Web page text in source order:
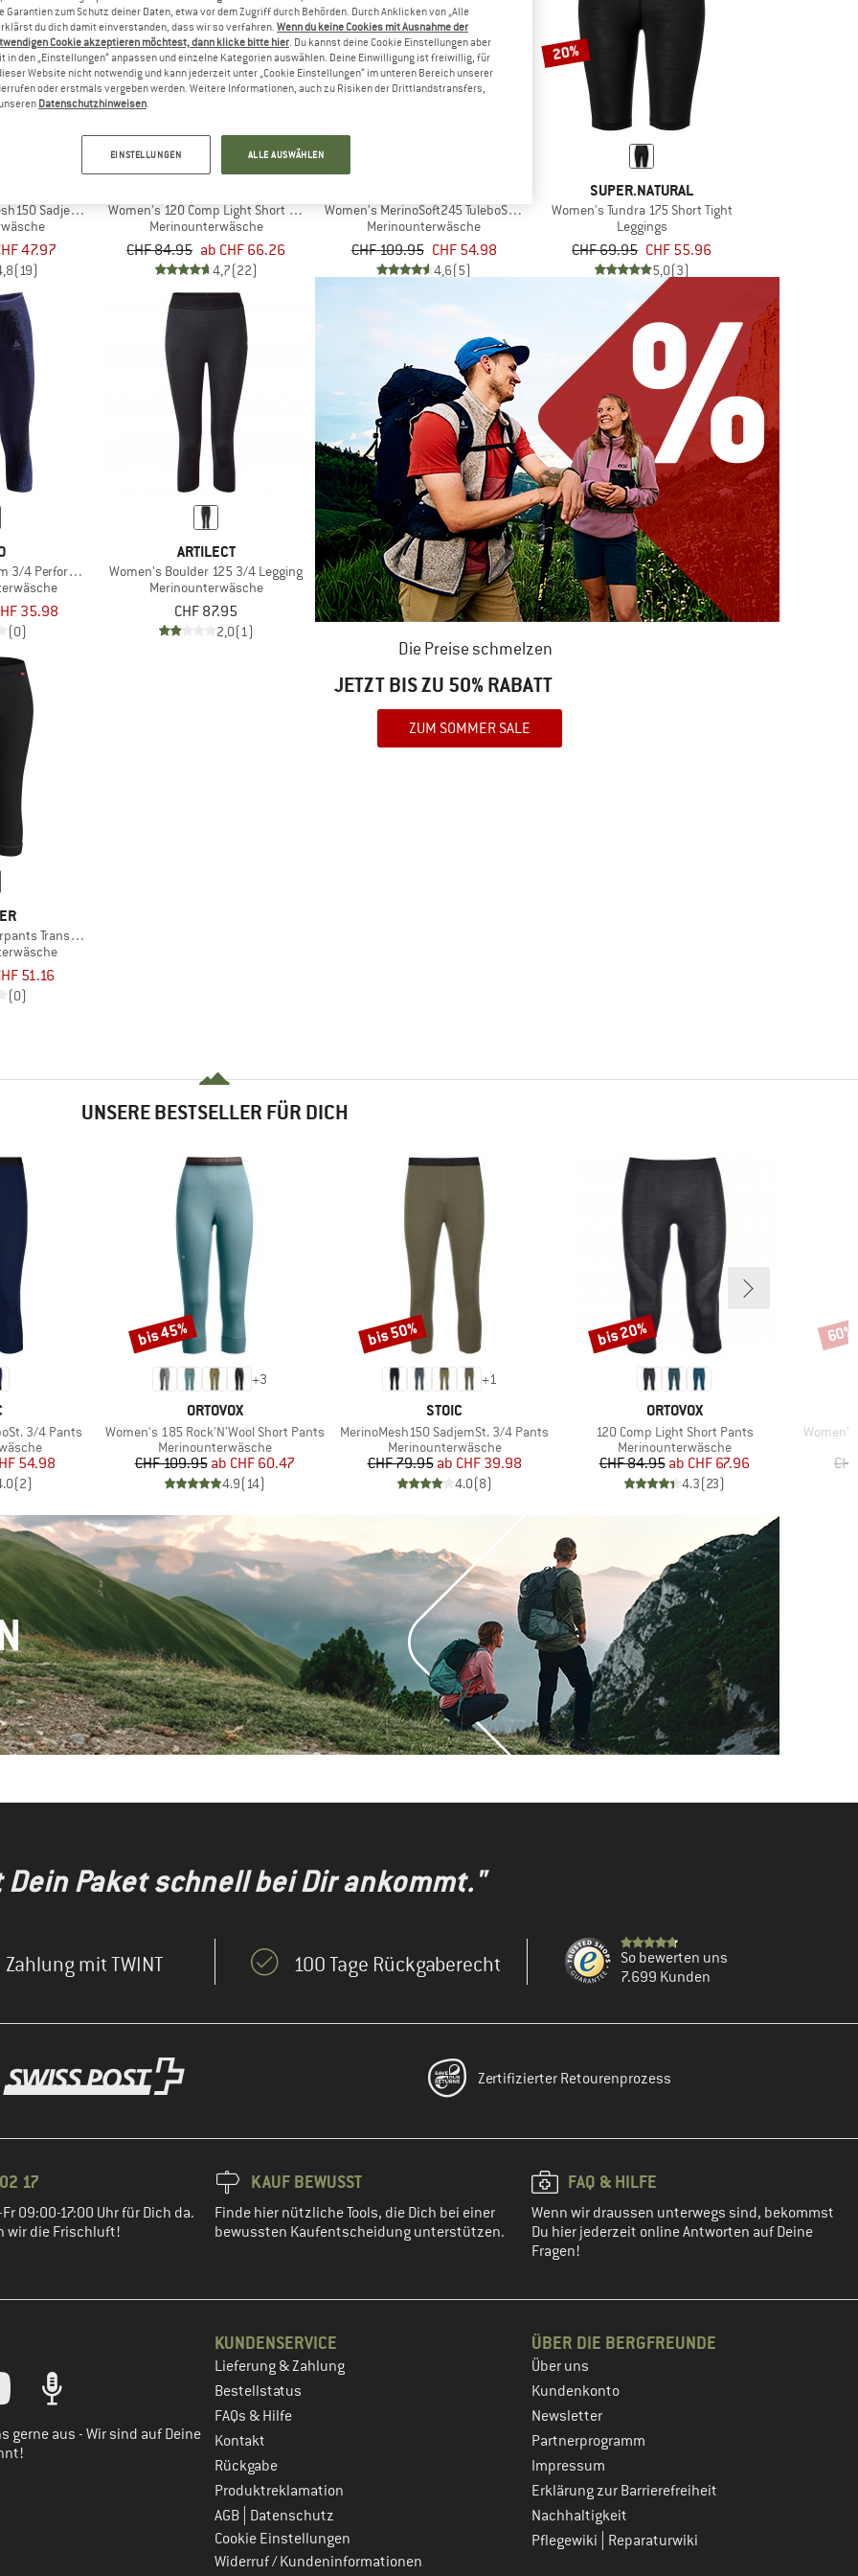
SadjemSt. 3/4 Pants
47.97
(19)
bis 22%
Women's 120 Comp Light Short Pants
Merinounterwäsche
CHF 84.95 ab CHF 66.26
4,7(22)
50%
Women's MerinoSoft245 TuleboSt. 3/4 Pants
Merinounterwäsche
CHF 109.95 CHF 54.98
4,6(5)
20%
SUPER.NATURAL
Women's Tundra 175 Short Tight
Leggings
CHF 69.95 CHF 55.96
5,0(3)
3/4 Performance Warm Blackcomb
35.98
(0)
ARTILECT
Women's Boulder 125 3/4 Legging
Merinounterwäsche
CHF 87.95
2,0(1)
Die Preise schmelzen
JETZT BIS ZU 50% RABATT
ZUM SOMMER SALE
Transtex Warm
51.16
(0)
UNSERE BESTSELLER FÜR DICH
3/4 Pants
Preis
54.98
(2)
+3
MARKE
ORTOVOX
Artikel
Women's 185 Rock'N'Wool Short Pants
Produktgruppe
Merinounterwäsche
Preis
CHF 109.95 reduzierter Preis
ab CHF 60.47
4.9(14)
Rabatt
bis 45%
+1
MARKE
STOIC
Artikel
MerinoMesh150 SadjemSt. 3/4 Pants
Produktgruppe
Merinounterwäsche
Preis
CHF 79.95 reduzierter Preis
ab CHF 39.98
4.0(8)
Rabatt
bis 50%
MARKE
ORTOVOX
Artikel
120 Comp Light Short Pants
Produktgruppe
Merinounterwäsche
Preis
CHF 84.95 reduzierter Preis
ab CHF 67.96
4.3(23)
Rabatt
bis 20%
Artikel
60%
Paket schnell bei Dir ankommt."
Zahlung mit TWINT 100 Tage Rückgaberecht
So bewerten uns
7.699 Kunden
Zertifizierter Retourenprozess
17
09:00-17:00 Uhr für Dich da.
wir die Frischluft!
KAUF BEWUSST
Finde hier nützliche Tools, die Dich bei einer
bewussten Kaufentscheidung unterstützen.
FAQ & HILFE
Wenn wir draussen unterwegs sind, bekommst
Du hier jederzeit online Antworten auf Deine
Fragen!
Kundenkonto
gerne aus - Wir sind auf Deine
KUNDENSERVICE
Lieferung & Zahlung
Bestellstatus
FAQs & Hilfe
Kontakt
Rückgabe
Produktreklamation
AGB Datenschutz
Cookie Einstellungen
Widerruf / Kundeninformationen
ÜBER DIE BERGFREUNDE
Über uns
Kundenkonto
Newsletter
Partnerprogramm
Impressum
Erklärung zur Barrierefreiheit
Nachhaltigkeit
Pflegewiki
Reparaturwiki
Garantien zum Schutz deiner Daten, etwa vor dem Zugriff durch Behörden. Durch Anklicken von „Alle
du dich damit einverstanden, dass wir so verfahren. Wenn du keine Cookies mit Ausnahme der
Cookie akzeptieren möchtest, dann klicke bitte hier. Du kannst deine Cookie Einstellungen aber
in den „Einstellungen“ anpassen und einzelne Kategorien auswählen. Deine Einwilligung ist freiwillig, für
Website nicht notwendig und kann jederzeit unter „Cookie Einstellungen“ im unteren Bereich unserer
oder erstmals vergeben werden. Weitere Informationen, auch zu Risiken der Drittlandstransfers,
Datenschutzhinweisen.
EINSTELLUNGEN ALLE AUSWÄHLEN